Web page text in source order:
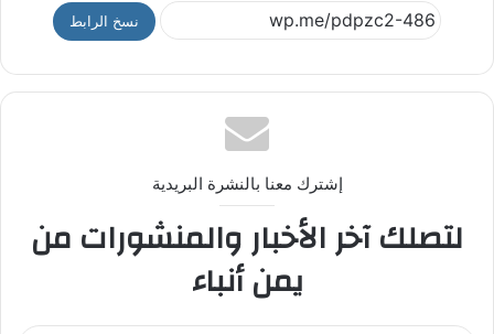
نسخ الرابط
إشترك معنا بالنشرة البريدية
لتصلك آخر الأخبار والمنشورات من
يمن أنباء